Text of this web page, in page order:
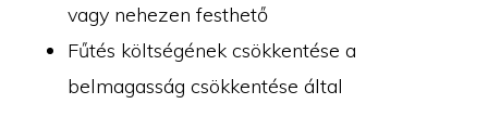
vagy nehezen festhető
Fűtés költségének csökkentése a
belmagasság csökkentése által